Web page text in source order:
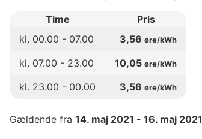
Time
Pris
kl. 00.00 - 07.00 3,56 øre/kWh
kl. 07.00 - 23.00 10,05 øre/kWh
kl. 23.00 - 00.00 3,56 øre/kWh
Gældende fra 14. maj 2021 - 16. maj 2021